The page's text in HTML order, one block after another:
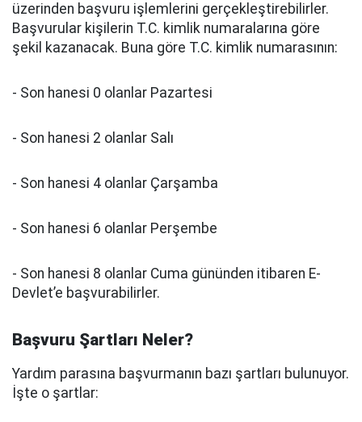
üzerinden başvuru işlemlerini gerçekleştirebilirler.
Başvurular kişilerin T.C. kimlik numaralarına göre
şekil kazanacak. Buna göre T.C. kimlik numarasının:
- Son hanesi 0 olanlar Pazartesi
- Son hanesi 2 olanlar Salı
- Son hanesi 4 olanlar Çarşamba
- Son hanesi 6 olanlar Perşembe
- Son hanesi 8 olanlar Cuma gününden itibaren E-
Devlet’e başvurabilirler.
Başvuru Şartları Neler?
Yardım parasına başvurmanın bazı şartları bulunuyor.
İşte o şartlar: